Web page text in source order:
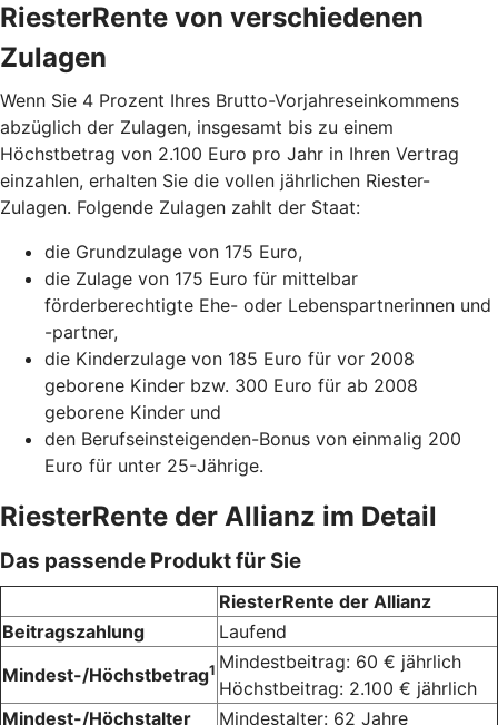
RiesterRente von verschiedenen
Zulagen
Wenn Sie 4 Prozent Ihres Brutto-Vorjahreseinkommens
abzüglich der Zulagen, insgesamt bis zu einem
Höchstbetrag von 2.100 Euro pro Jahr in Ihren Vertrag
einzahlen, erhalten Sie die vollen jährlichen Riester-
Zulagen. Folgende Zulagen zahlt der Staat:
die Grundzulage von 175 Euro,
die Zulage von 175 Euro für mittelbar
förderberechtigte Ehe- oder Lebenspartnerinnen und
-partner,
die Kinderzulage von 185 Euro für vor 2008
geborene Kinder bzw. 300 Euro für ab 2008
geborene Kinder und
den Berufseinsteigenden-Bonus von einmalig 200
Euro für unter 25-Jährige.
RiesterRente der Allianz im Detail
Das passende Produkt für Sie
RiesterRente der Allianz
Beitragszahlung
Laufend
Mindest-/Höchstbetrag1 Mindestbeitrag: 60 € jährlich
Höchstbeitrag: 2.100 € jährlich
Mindest-/Höchstalter
Mindestalter: 62 Jahre